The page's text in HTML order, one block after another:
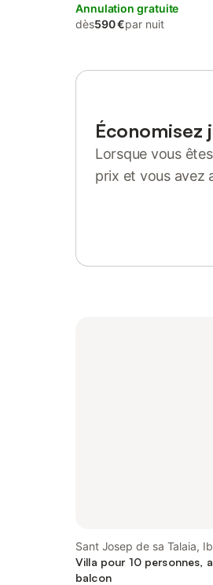
Annulation gratuite
dès590 €par nuit
Économisez
Lorsque vous
prix et vous avez
Sant Josep de sa Talaia,
Sud
Villa pour 10 personnes,
balcon